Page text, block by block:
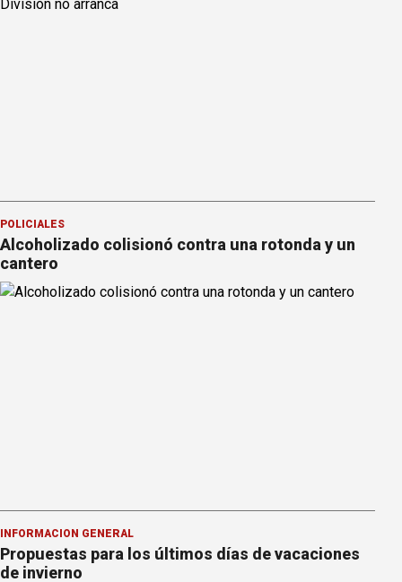
POLICIALES
Alcoholizado colisionó contra una rotonda y un
cantero
INFORMACION GENERAL
Propuestas para los últimos días de vacaciones
de invierno